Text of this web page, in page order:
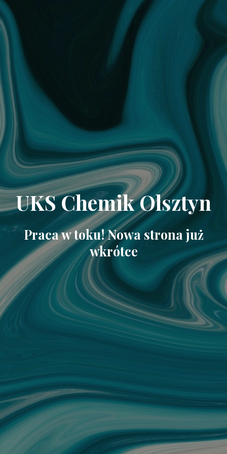
UKS Chemik Olsztyn
Praca w toku! Nowa strona już
wkrótce